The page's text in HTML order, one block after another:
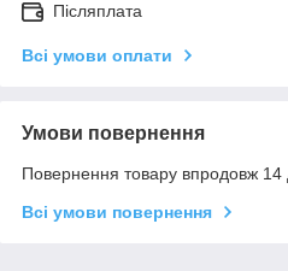
Післяплата
Всі умови оплати
Умови повернення
Повернення товару впродовж 14
Всі умови повернення